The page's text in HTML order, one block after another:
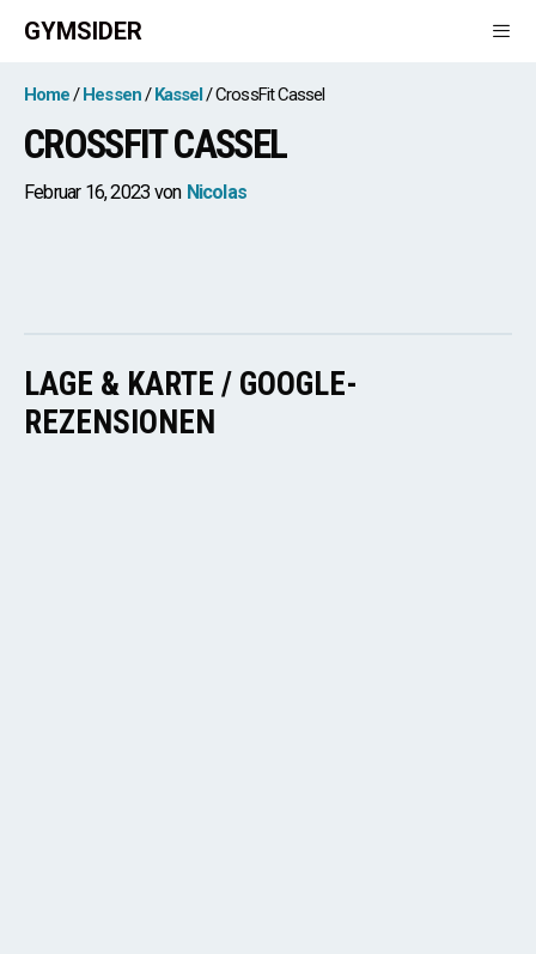
Zum
Inhalt
springen
GYMSIDER
Home Hessen Kassel CrossFit Cassel
CROSSFIT CASSEL
Februar 16, 2023 von Nicolas
LAGE & KARTE / GOOGLE-
REZENSIONEN